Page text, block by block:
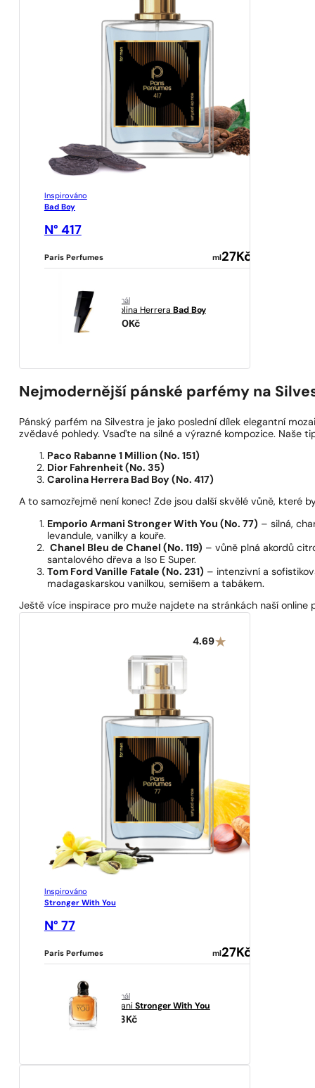
Inspirováno
Bad Boy
N° 417
Paris Perfumes ml27Kč
originál
Carolina Herrera Bad Boy
2570Kč
Nejmodernější pánské parfémy na
Pánský parfém na Silvestra je jako poslední dílek elegantní
zvědavé pohledy. Vsaďte na silné a výrazné kompozice. Naše
Paco Rabanne 1 Million (No. 151)
Dior Fahrenheit (No. 35)
Carolina Herrera Bad Boy (No. 417)
A to samozřejmě není konec! Zde jsou další skvělé vůně, které
Emporio Armani Stronger With You (No. 77) – silná,
levandule, vanilky a kouře.
Chanel Bleu de Chanel (No. 119) – vůně plná akordů
santalového dřeva a Iso E Super.
Tom Ford Vanille Fatale (No. 231) – intenzivní a
madagaskarskou vanilkou, semišem a tabákem.
Ještě více inspirace pro muže najdete na stránkách naší online
4.69
Inspirováno
Stronger With You
N° 77
Paris Perfumes ml27Kč
originál
Armani Stronger With You
2313Kč